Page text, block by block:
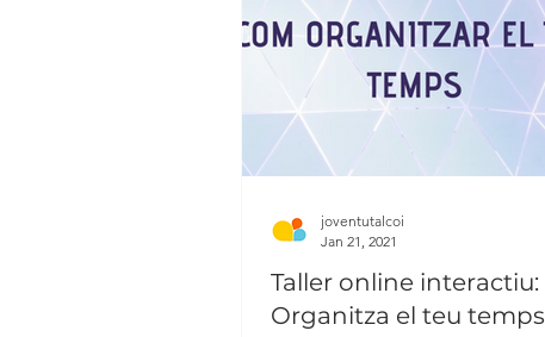
Taller online interactiu:
Organitza el teu temps
joventutalcoi
Jan 21, 2021